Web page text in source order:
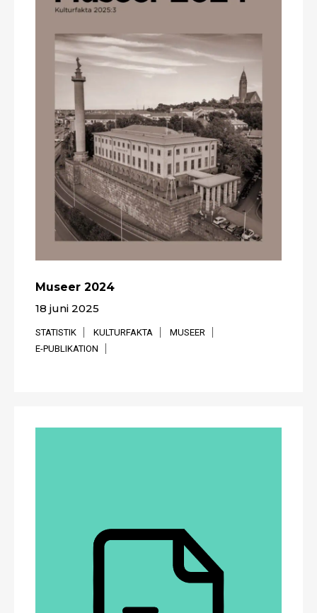
Museer 2024
18 juni 2025
STATISTIK KULTURFAKTA
MUSEER
E-PUBLIKATION